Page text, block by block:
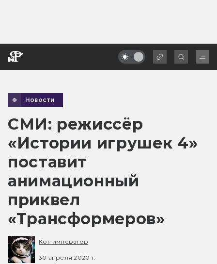
Новости
СМИ: режиссёр
«Истории игрушек 4»
поставит
анимационный
приквел
«Трансформеров»
Кот-император
30 апреля 2020 г.